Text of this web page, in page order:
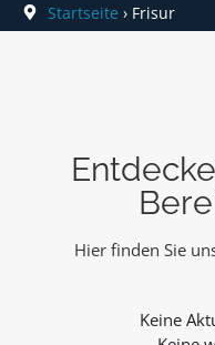
Startseite › Frisur
Hier finden Sie